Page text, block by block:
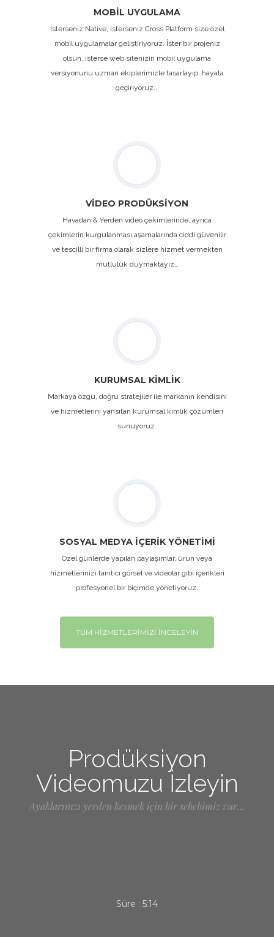
MOBİL UYGULAMA
İsterseniz Native, isterseniz Cross Platform size özel
mobil uygulamalar geliştiriyoruz. İster bir projeniz
olsun, isterse web sitenizin mobil uygulama
versiyonunu uzman ekiplerimizle tasarlayıp, hayata
geçiriyoruz...
VİDEO PRODÜKSİYON
Havadan & Yerden video çekimlerinde, ayrıca
çekimlerin kurgulanması aşamalarında ciddi güvenilir
ve tescilli bir firma olarak sizlere hizmet vermekten
mutluluk duymaktayız…
KURUMSAL KİMLİK
Markaya özgü, doğru stratejiler ile markanın kendisini
ve hizmetlerini yansıtan kurumsal kimlik çözümleri
sunuyoruz.
SOSYAL MEDYA İÇERİK YÖNETİMİ
Özel günlerde yapılan paylaşımlar, ürün veya
hizmetlerinizi tanıtıcı görsel ve videolar gibi içerikleri
profesyonel bir biçimde yönetiyoruz.
TÜM HİZMETLERİMİZİ İNCELEYİN
Prodüksiyon
Videomuzu İzleyin
Ayaklarınızı yerden kesmek için bir sebebimiz var...
Süre : 5:14